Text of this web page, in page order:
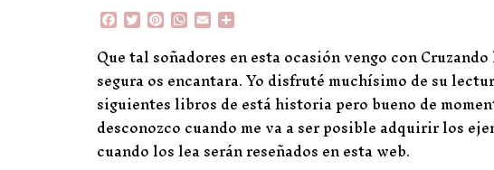
F
a
c
e
b
o
o
k
T
w
i
t
te
r
P
n
te
r
e
s
t
W
h
a
t
s
A
p
p
E
m
a
i
l
m
p
a
rtir
Que tal soñadores en esta ocasión vengo con
segura os encantara. Yo disfruté muchísimo de su
siguientes libros de está historia pero bueno de
desconozco cuando me va a ser posible adquirir los
cuando los lea serán reseñados en esta web.